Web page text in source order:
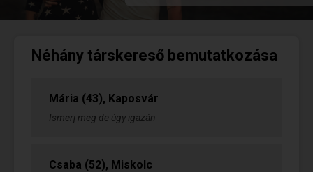
Néhány társkereső bemutatkozása
Mária (43), Kaposvár
Ismerj meg de úgy igazán
Csaba (52), Miskolc